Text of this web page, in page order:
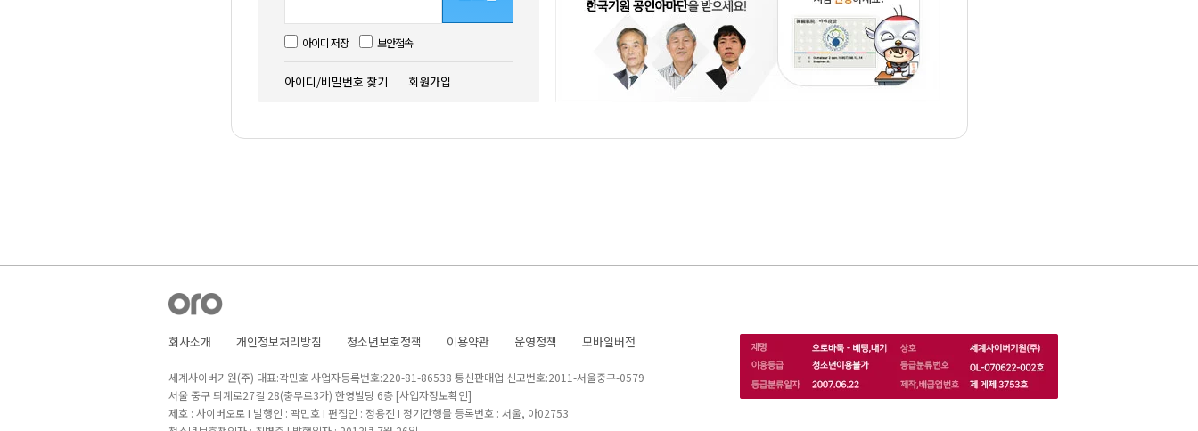
아이디 저장 보안접속
아이디/비밀번호 찾기 회원가입
회사소개 개인정보처리방침 청소년보호정책 이용약관 운영정책 모바일버전
세계사이버기원(주) 대표:곽민호 사업자등록번호:220-81-86538 통신판매업 신고번호:2011-서울중구-0579
서울 중구 퇴계로27길 28(충무로3가) 한영빌딩 6층 [사업자정보확인]
제호 : 사이버오로 I 발행인 : 곽민호 I 편집인 : 정용진 I 정기간행물 등록번호 : 서울, 아02753